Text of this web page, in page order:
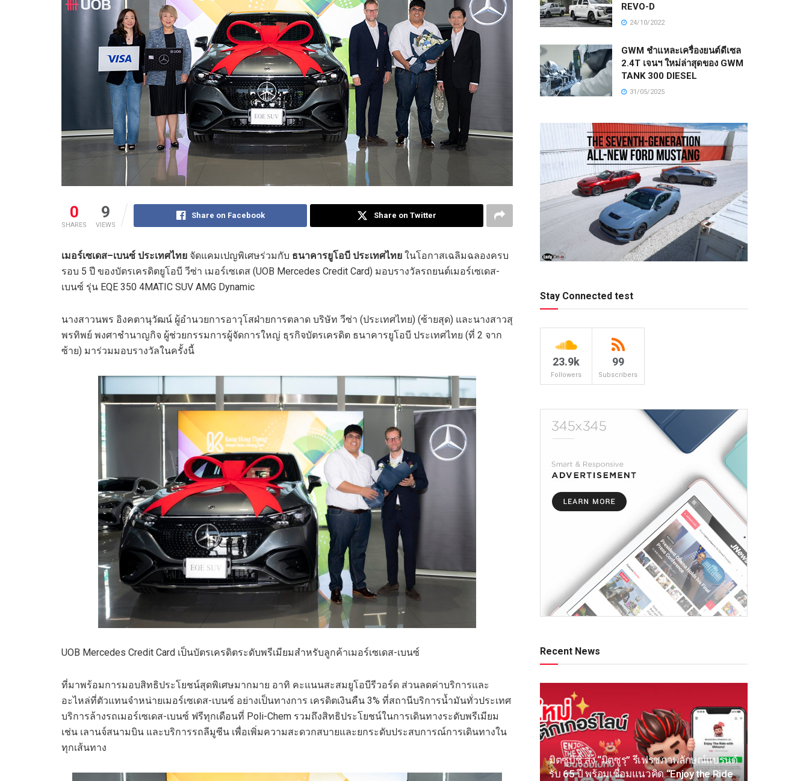
0
SHARES
9
VIEWS
Share on Facebook Share on Twitter
เมอร์เซเดส–เบนซ์ ประเทศไทย จัดแคมเปญพิเศษร่วมกับ ธนาคารยูโอบี ประเทศไทย ในโอกาสเฉลิมฉลองครบ
รอบ 5 ปี ของบัตรเครดิตยูโอบี วีซ่า เมอร์เซเดส (UOB Mercedes Credit Card) มอบรางวัลรถยนต์เมอร์เซเดส-
เบนซ์ รุ่น EQE 350 4MATIC SUV AMG Dynamic
นางสาวนพร อิงคตานุวัฒน์ ผู้อำนวยการอาวุโสฝ่ายการตลาด บริษัท วีซ่า (ประเทศไทย) (ซ้ายสุด) และนางสาวสุ
พรทิพย์ พงศาชำนาญกิจ ผู้ช่วยกรรมการผู้จัดการใหญ่ ธุรกิจบัตรเครดิต ธนาคารยูโอบี ประเทศไทย (ที่ 2 จาก
ซ้าย) มาร่วมมอบรางวัลในครั้งนี้
UOB Mercedes Credit Card เป็นบัตรเครดิตระดับพรีเมียมสำหรับลูกค้าเมอร์เซเดส-เบนซ์
ที่มาพร้อมการมอบสิทธิประโยชน์สุดพิเศษมากมาย อาทิ คะแนนสะสมยูโอบีรีวอร์ด ส่วนลดค่าบริการและ
อะไหล่ที่ตัวแทนจำหน่ายเมอร์เซเดส-เบนซ์ อย่างเป็นทางการ เครดิตเงินคืน 3% ที่สถานีบริการน้ำมันทั่วประเทศ
บริการล้างรถเมอร์เซเดส-เบนซ์ ฟรีทุกเดือนที่ Poli-Chem รวมถึงสิทธิประโยชน์ในการเดินทางระดับพรีเมียม
เช่น เลานจ์สนามบิน และบริการรถลีมูซีน เพื่อเพิ่มความสะดวกสบายและยกระดับประสบการณ์การเดินทางใน
ทุกเส้นทาง
REVO-D
24/10/2022
GWM ชำแหละเครื่องยนต์ดีเซล
2.4T เจนฯ ใหม่ล่าสุดของ GWM
TANK 300 DIESEL
31/05/2025
Stay Connected test
23.9k
Followers
99
Subscribers
Recent News
มิตซูบิชิ ส่ง “มิตซูรุ” รีเฟรชภาพลักษณ์แบรนด์
รับ 65 ปี พร้อมเชื่อมแนวคิด “Enjoy the Ride